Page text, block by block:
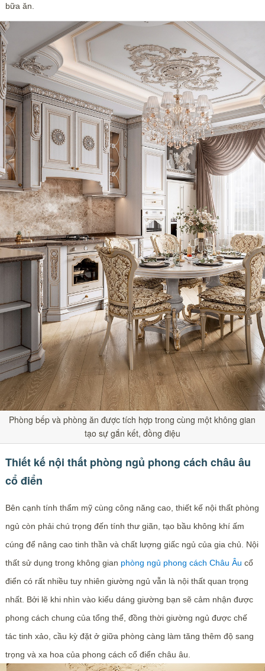
bữa ăn.
Phòng bếp và phòng ăn được tích hợp trong cùng một không gian
tạo sự gắn kết, đồng điệu
Thiết kế nội thất phòng ngủ phong cách châu âu
cổ điển
Bên cạnh tính thẩm mỹ cùng công năng cao, thiết kế nội thất phòng
ngủ còn phải chú trọng đến tính thư giãn, tạo bầu không khí ấm
cúng để nâng cao tinh thần và chất lượng giấc ngủ của gia chủ. Nội
thất sử dụng trong không gian phòng ngủ phong cách Châu Âu cổ
điển có rất nhiều tuy nhiên giường ngủ vẫn là nội thất quan trọng
nhất. Bởi lẽ khi nhìn vào kiểu dáng giường bạn sẽ cảm nhận được
phong cách chung của tổng thể, đồng thời giường ngủ được chế
tác tinh xảo, cầu kỳ đặt ở giữa phòng càng làm tăng thêm độ sang
trọng và xa hoa của phong cách cổ điển châu âu.